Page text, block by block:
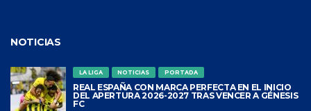
NOTICIAS
LA LIGA NOTICIAS PORTADA
REAL ESPAÑA CON MARCA PERFECTA EN EL INICIO
DEL APERTURA 2026-2027 TRAS VENCER A GÉNESIS
FC